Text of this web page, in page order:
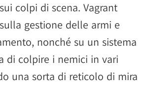
colpi di scena. Vagrant
gestione delle armi e
nonché su un sistema
di colpire i nemici in vari
una sorta di reticolo di mira